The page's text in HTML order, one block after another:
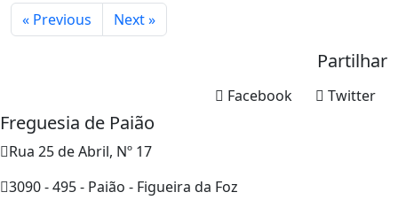
« Previous
Next »
Partilhar
Twitter
Facebook
Freguesia de Paião
Rua 25 de Abril, Nº 17
3090 - 495 - Paião - Figueira da Foz